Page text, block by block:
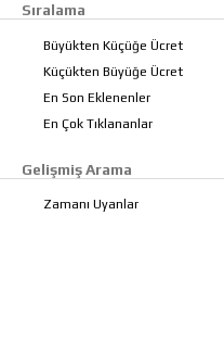
Sıralama
Büyükten Küçüğe Ücret
Küçükten Büyüğe Ücret
En Son Eklenenler
En Çok Tıklananlar
Gelişmiş Arama
Zamanı Uyanlar